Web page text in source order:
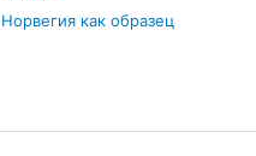
Норвегия как образец